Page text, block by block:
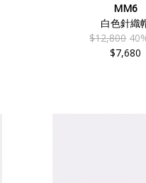
MM6
白色針織
$12,800
$7,680